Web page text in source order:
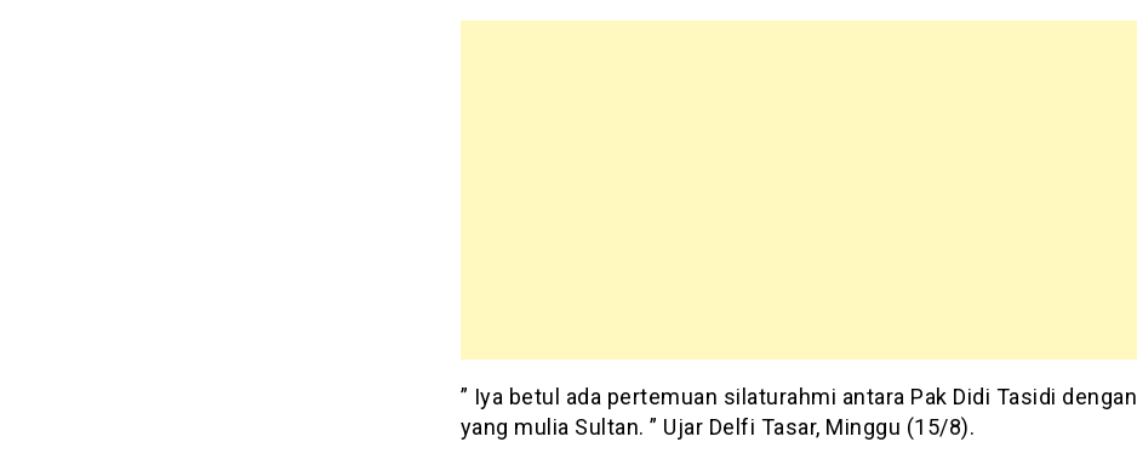
” Iya betul ada pertemuan silaturahmi antara Pak Didi Tasidi dengan
yang mulia Sultan. ” Ujar Delfi Tasar, Minggu (15/8).